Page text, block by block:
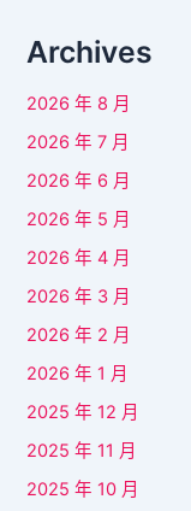
Archives
2026 年 8 月
2026 年 7 月
2026 年 6 月
2026 年 5 月
2026 年 4 月
2026 年 3 月
2026 年 2 月
2026 年 1 月
2025 年 12 月
2025 年 11 月
2025 年 10 月